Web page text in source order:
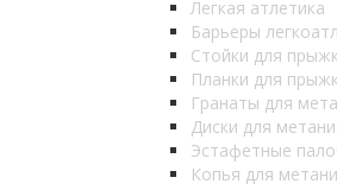
Легкая атлетика
Барьеры
Стойки для
Планки для
Гранаты для
Диски для
Эстафетные
Копья для